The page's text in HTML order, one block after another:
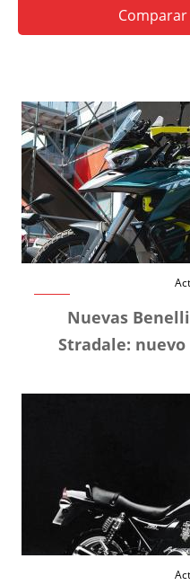
Comparar
Nuevas
Stradale: nuevo